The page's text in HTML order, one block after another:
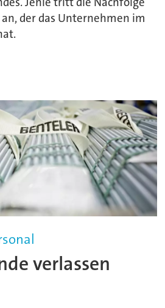
der das Unternehmen im
verlassen